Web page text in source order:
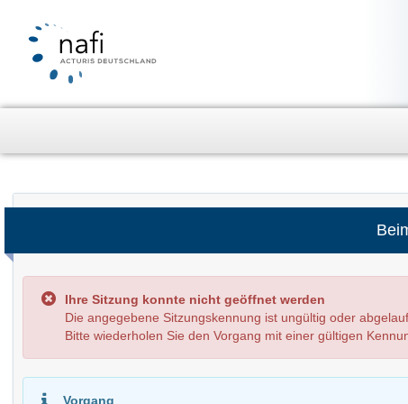
Ihre Sitzung konnte nicht geöffnet werden
Die angegebene Sitzungskennung ist ungültig oder
Bitte wiederholen Sie den Vorgang mit einer gültigen
Vorgang